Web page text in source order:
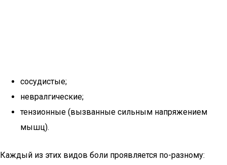
сосудистые;
невралгические;
тензионные (вызванные сильным напряжением
мышц).
Каждый из этих видов боли проявляется по-разному: